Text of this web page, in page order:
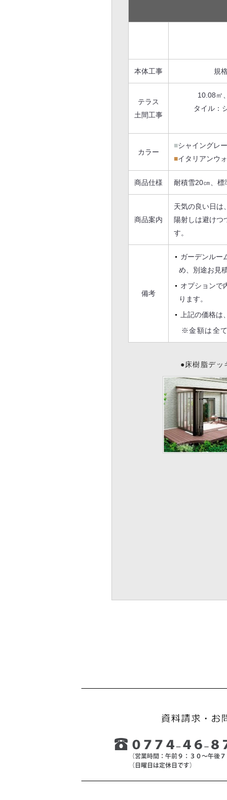
本体工事 規
テラス
土間工事
10.08㎡
タイル：
カラー
■シャイングレー
■イタリアンウ
商品仕様 耐積雪20㎝、標
商品案内
天気の良い日は
陽射しは避けつ
す。
備考
ガーデンルー
め、別途お見
オプションで
ります。
上記の価格
※金額は全て
●床樹脂デッ